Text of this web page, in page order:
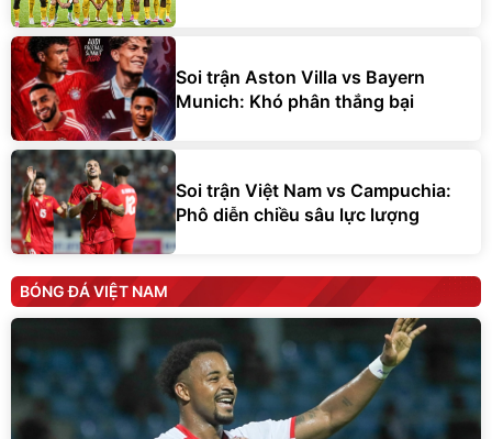
Soi trận Aston Villa vs Bayern
Munich: Khó phân thắng bại
Soi trận Việt Nam vs Campuchia:
Phô diễn chiều sâu lực lượng
BÓNG ĐÁ VIỆT NAM